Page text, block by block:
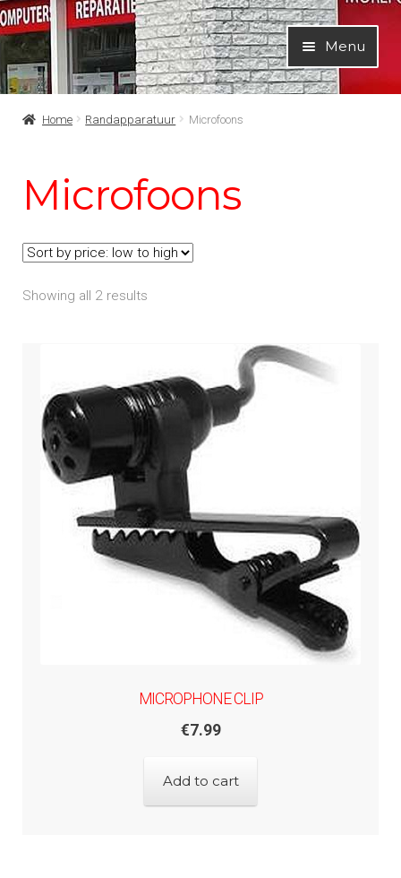
Ga
door
naar
navigatie
Ga
naar
de
inhoud
Menu
Home Randapparatuur Microfoons
Microfoons
Showing all 2 results
MICROPHONE CLIP
€7.99
Add to cart